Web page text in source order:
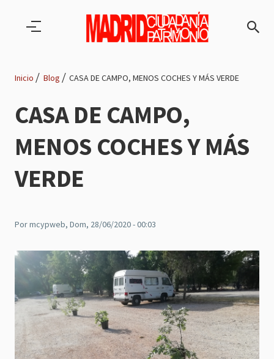
Ruta
de
navegación
Inicio Blog CASA DE CAMPO, MENOS COCHES Y MÁS VERDE
CASA DE CAMPO,
MENOS COCHES Y MÁS
VERDE
Pormcypweb, Dom, 28/06/2020 - 00:03